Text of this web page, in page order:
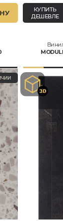
КУПИТЬ
ДЕШЕВЛЕ